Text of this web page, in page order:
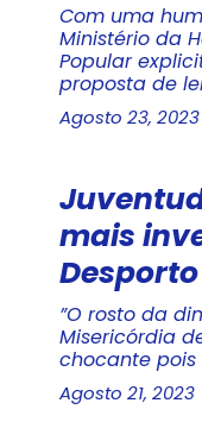
Com uma
Ministério da
Popular
proposta de lei
Agosto 23, 2023
mais
Desporto
”O rosto da
Misericórdia
chocante pois
Agosto 21, 2023